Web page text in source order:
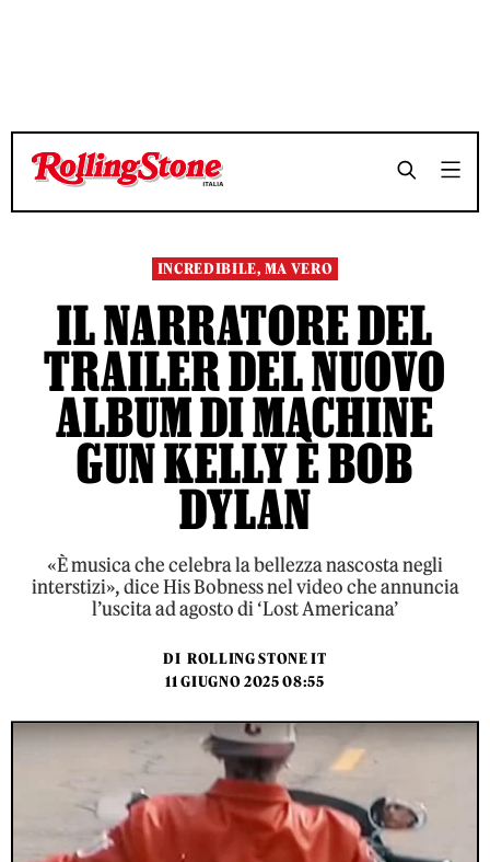
TEMPO DI LETTURA 4 MINUTI
TEMPO DI LETTURA 4 MINUTI
INCREDIBILE, MA VERO
IL NARRATORE DEL
TRAILER DEL NUOVO
ALBUM DI MACHINE
GUN KELLY È BOB
DYLAN
«È musica che celebra la bellezza nascosta negli
interstizi», dice His Bobness nel video che annuncia
l’uscita ad agosto di ‘Lost Americana’
DI ROLLING STONE IT
11 GIUGNO 2025 08:55